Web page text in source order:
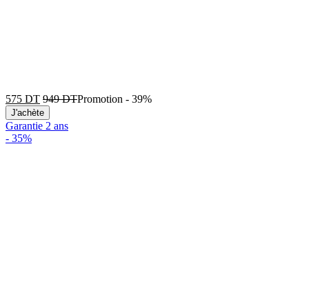
575 DT 949DTPromotion - 39%
J'achète
Garantie 2 ans
- 35%